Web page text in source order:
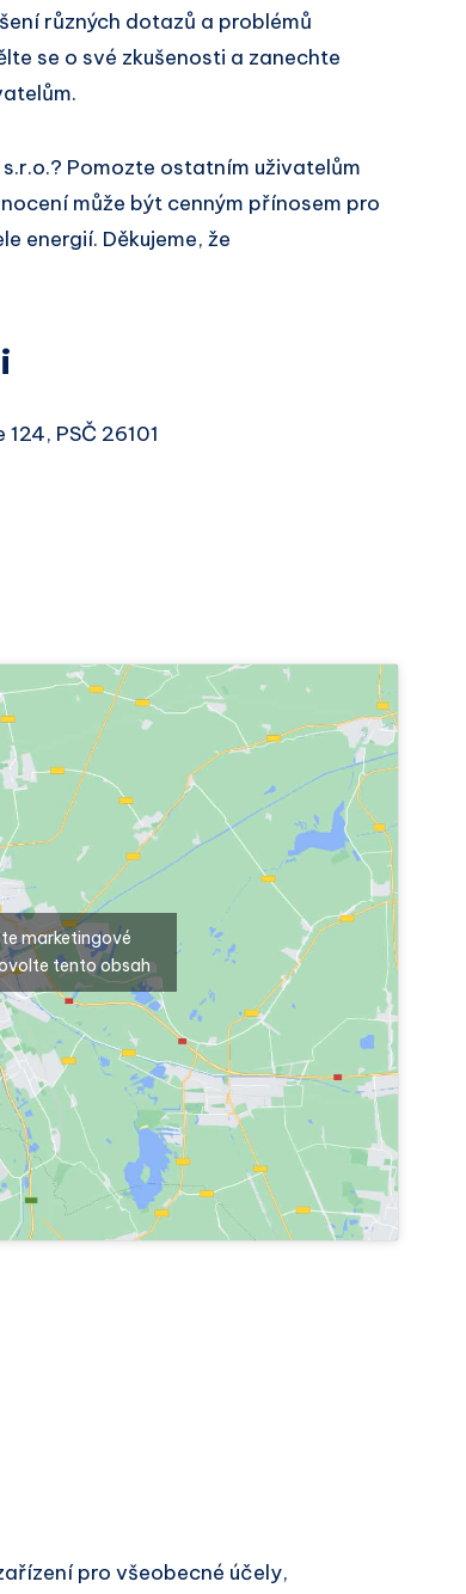
různých dotazů a problémů
se o své zkušenosti a zanechte
Pomozte ostatním uživatelům
může být cenným přínosem pro
energií. Děkujeme, že
PSČ 26101
marketingové
tento obsah
pro všeobecné účely,